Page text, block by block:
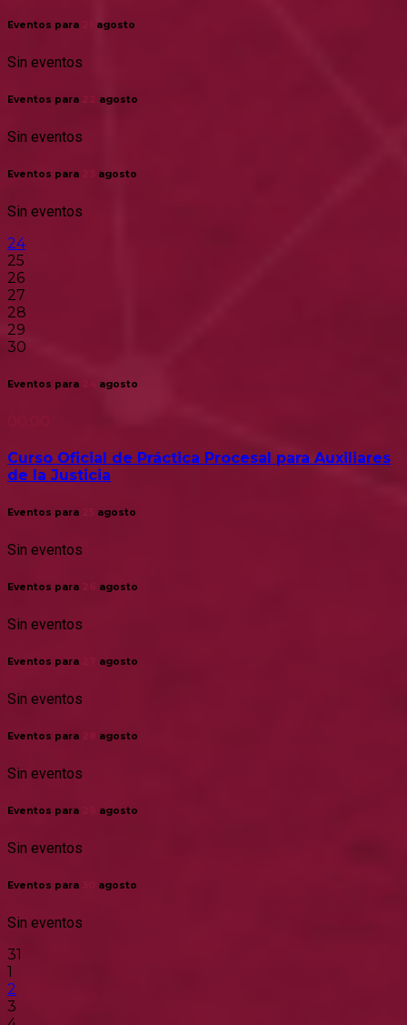
Eventos para agosto
Sin eventos
Eventos para agosto
Sin eventos
Eventos para agosto
Sin eventos
24
25
26
27
28
29
30
Eventos para agosto
Curso Oficial de Práctica Procesal para Auxiliares
de la Justicia
Eventos para agosto
Sin eventos
Eventos para 26 agosto
Sin eventos
Eventos para agosto
Sin eventos
Eventos para agosto
Sin eventos
Eventos para agosto
Sin eventos
Eventos para agosto
Sin eventos
31
1
2
3